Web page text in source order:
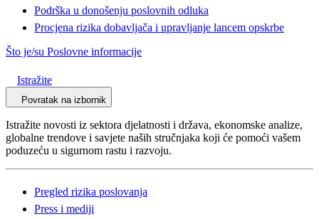
Podrška u donošenju poslovnih odluka
Procjena rizika dobavljača i upravljanje lancem opskrbe
Što je/su Poslovne informacije
Istražite
Povratak na izbornik
Istražite novosti iz sektora djelatnosti i država, ekonomske analize,
globalne trendove i savjete naših stručnjaka koji će pomoći vašem
poduzeću u sigurnom rastu i razvoju.
Pregled rizika poslovanja
Press i mediji